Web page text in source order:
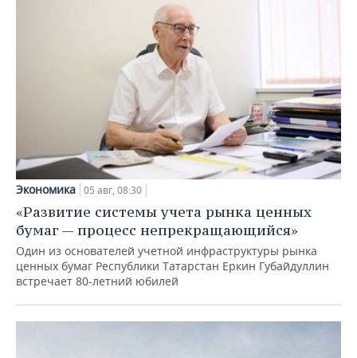
Экономика 05 авг, 08:30
«Развитие системы учета рынка ценных
бумаг — процесс непрекращающийся»
Один из основателей учетной инфраструктуры рынка
ценных бумаг Республики Татарстан Еркин Губайдуллин
встречает 80-летний юбилей